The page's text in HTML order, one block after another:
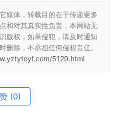
媒体，转载目的在于传递更多
和对其真实性负责，本网站无
版权，如果侵犯，请及时通知
删除，不承担任何侵权责任。
5129.html
赞 (0)